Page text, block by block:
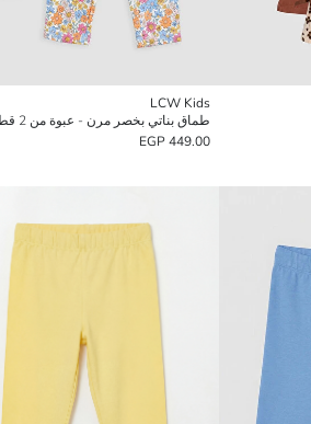
LCW Kids
طماق بناتي بخصر مرن - عبوة من 2 قطعة
449.00 EGP